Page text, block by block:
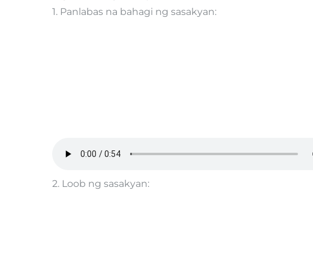
1. Panlabas na bahagi ng sasakyan:
2. Loob ng sasakyan: